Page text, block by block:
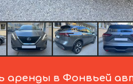
аренды в Фонвьей